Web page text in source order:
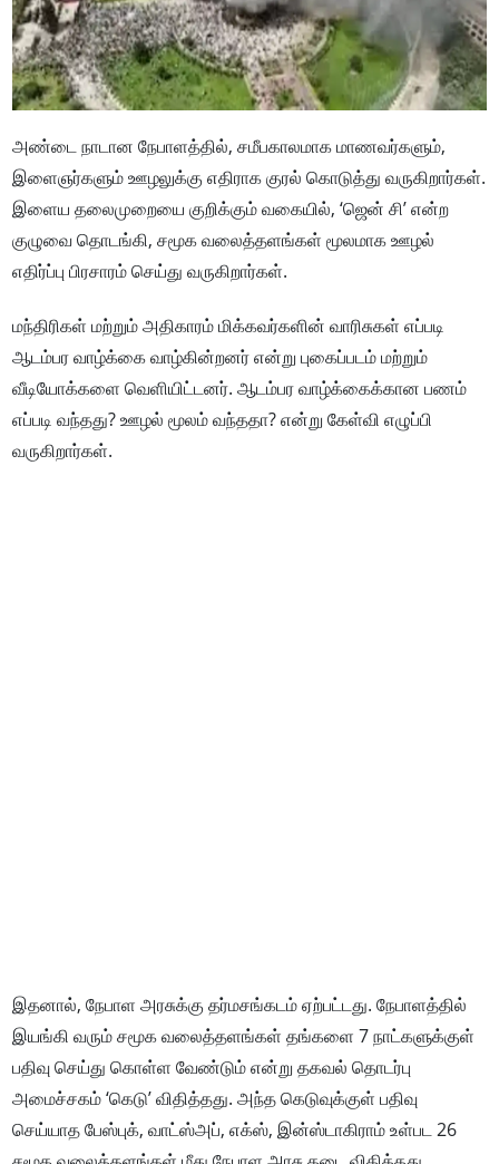
அண்டை நாடான நேபாளத்தில், சமீபகாலமாக மாணவர்களும்,
இளைஞர்களும் ஊழலுக்கு எதிராக குரல் கொடுத்து வருகிறார்கள்.
இளைய தலைமுறையை குறிக்கும் வகையில், ‘ஜென் சி’ என்ற
குழுவை தொடங்கி, சமூக வலைத்தளங்கள் மூலமாக ஊழல்
எதிர்ப்பு பிரசாரம் செய்து வருகிறார்கள்.
மந்திரிகள் மற்றும் அதிகாரம் மிக்கவர்களின் வாரிசுகள் எப்படி
ஆடம்பர வாழ்க்கை வாழ்கின்றனர் என்று புகைப்படம் மற்றும்
வீடியோக்களை வெளியிட்டனர். ஆடம்பர வாழ்க்கைக்கான பணம்
எப்படி வந்தது? ஊழல் மூலம் வந்ததா? என்று கேள்வி எழுப்பி
வருகிறார்கள்.
இதனால், நேபாள அரசுக்கு தர்மசங்கடம் ஏற்பட்டது. நேபாளத்தில்
இயங்கி வரும் சமூக வலைத்தளங்கள் தங்களை 7 நாட்களுக்குள்
பதிவு செய்து கொள்ள வேண்டும் என்று தகவல் தொடர்பு
அமைச்சகம் ‘கெடு’ விதித்தது. அந்த கெடுவுக்குள் பதிவு
செய்யாத பேஸ்புக், வாட்ஸ்அப், எக்ஸ், இன்ஸ்டாகிராம் உள்பட 26